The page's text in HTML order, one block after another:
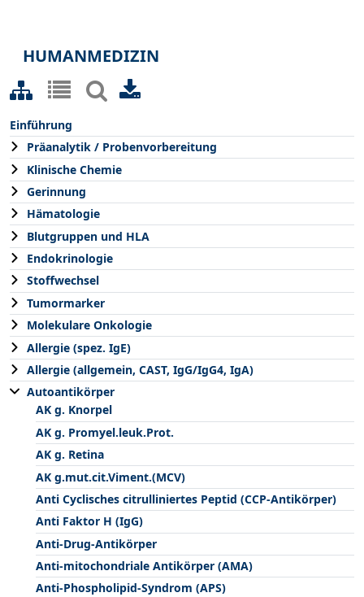
HUMANMEDIZIN
Einführung
Präanalytik / Probenvorbereitung
Klinische Chemie
Gerinnung
Hämatologie
Blutgruppen und HLA
Endokrinologie
Stoffwechsel
Tumormarker
Molekulare Onkologie
Allergie (spez. IgE)
Allergie (allgemein, CAST, IgG/IgG4, IgA)
Autoantikörper
AK g. Knorpel
AK g. Promyel.leuk.Prot.
AK g. Retina
AK g.mut.cit.Viment.(MCV)
Anti Cyclisches citrulliniertes Peptid (CCP-Antikörper)
Anti Faktor H (IgG)
Anti-Drug-Antikörper
Anti-mitochondriale Antikörper (AMA)
Anti-Phospholipid-Syndrom (APS)